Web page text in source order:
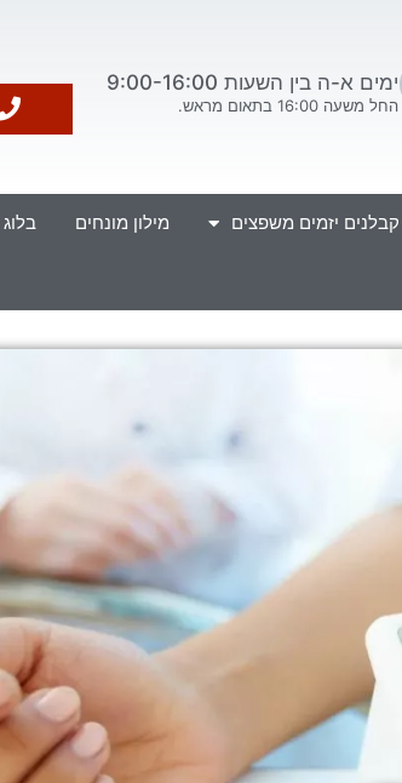
ימים א-ה בין השעות 9:00-16:00
החל משעה 16:00 בתאום מראש.
קבלנים יזמים משפצים מילון מונחים בלוג